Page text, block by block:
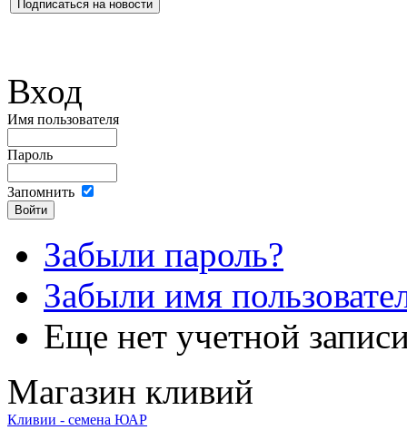
Вход
Имя пользователя
Пароль
Запомнить
Забыли пароль?
Забыли имя
Еще нет учетной
Магазин кливий
Кливии - семена ЮАР